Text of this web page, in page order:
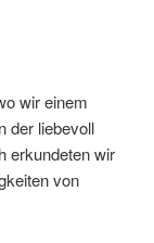
wir einem
der liebevoll
erkundeten wir
von